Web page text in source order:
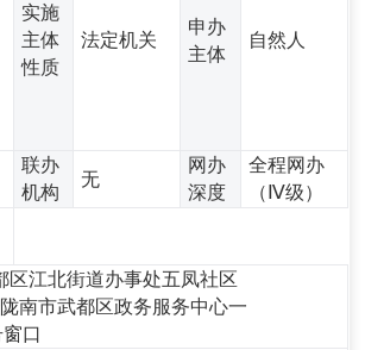
实施
主体
性质
法定机关
申办
主体
自然人
联办
机构
无
网办
深度
全程网办
（Ⅳ级）
区江北街道办事处五凤社区
南市武都区政务服务中心一
口